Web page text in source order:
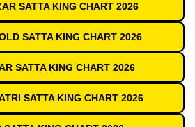
SATTA KING CHART 2026
SATTA KING CHART 2026
SATTA KING CHART 2026
SATTA KING CHART 2026